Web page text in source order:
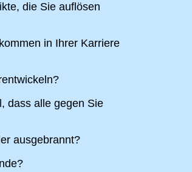
die Sie auflösen
in Ihrer Karriere
dass alle gegen Sie
ausgebrannt?